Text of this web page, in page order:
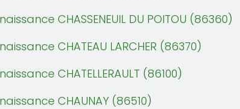
CHASSENEUIL DU POITOU (86360)
CHATEAU LARCHER (86370)
CHATELLERAULT (86100)
CHAUNAY (86510)